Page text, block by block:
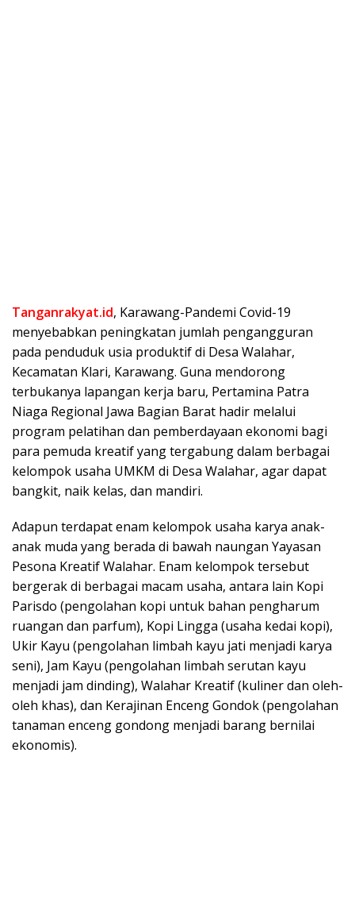
Tanganrakyat.id, Karawang-Pandemi Covid-19
menyebabkan peningkatan jumlah pengangguran
pada penduduk usia produktif di Desa Walahar,
Kecamatan Klari, Karawang. Guna mendorong
terbukanya lapangan kerja baru, Pertamina Patra
Niaga Regional Jawa Bagian Barat hadir melalui
program pelatihan dan pemberdayaan ekonomi bagi
para pemuda kreatif yang tergabung dalam berbagai
kelompok usaha UMKM di Desa Walahar, agar dapat
bangkit, naik kelas, dan mandiri.
Adapun terdapat enam kelompok usaha karya anak-
anak muda yang berada di bawah naungan Yayasan
Pesona Kreatif Walahar. Enam kelompok tersebut
bergerak di berbagai macam usaha, antara lain Kopi
Parisdo (pengolahan kopi untuk bahan pengharum
ruangan dan parfum), Kopi Lingga (usaha kedai kopi),
Ukir Kayu (pengolahan limbah kayu jati menjadi karya
seni), Jam Kayu (pengolahan limbah serutan kayu
menjadi jam dinding), Walahar Kreatif (kuliner dan oleh-
oleh khas), dan Kerajinan Enceng Gondok (pengolahan
tanaman enceng gondong menjadi barang bernilai
ekonomis).